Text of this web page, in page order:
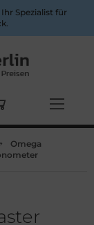
Spezialist für
Omega